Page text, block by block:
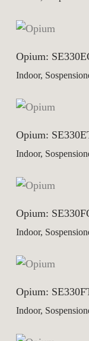
Opium:
Indoor,
Opium:
Indoor,
Opium:
Indoor,
Opium:
Indoor,